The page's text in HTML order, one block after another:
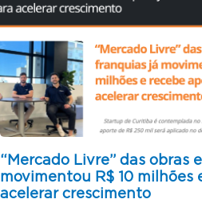
“Mercado Livre” das obras
movimentou R$ 10 milhões
acelerar crescimento